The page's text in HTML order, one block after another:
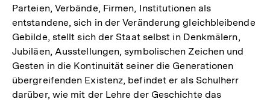
Parteien, Verbände, Firmen, Institutionen als
entstandene, sich in der Veränderung gleichbleibende
Gebilde, stellt sich der Staat selbst in Denkmälern,
Jubiläen, Ausstellungen, symbolischen Zeichen und
Gesten in die Kontinuität seiner die Generationen
übergreifenden Existenz, befindet er als Schulherr
darüber, wie mit der Lehre der Geschichte das